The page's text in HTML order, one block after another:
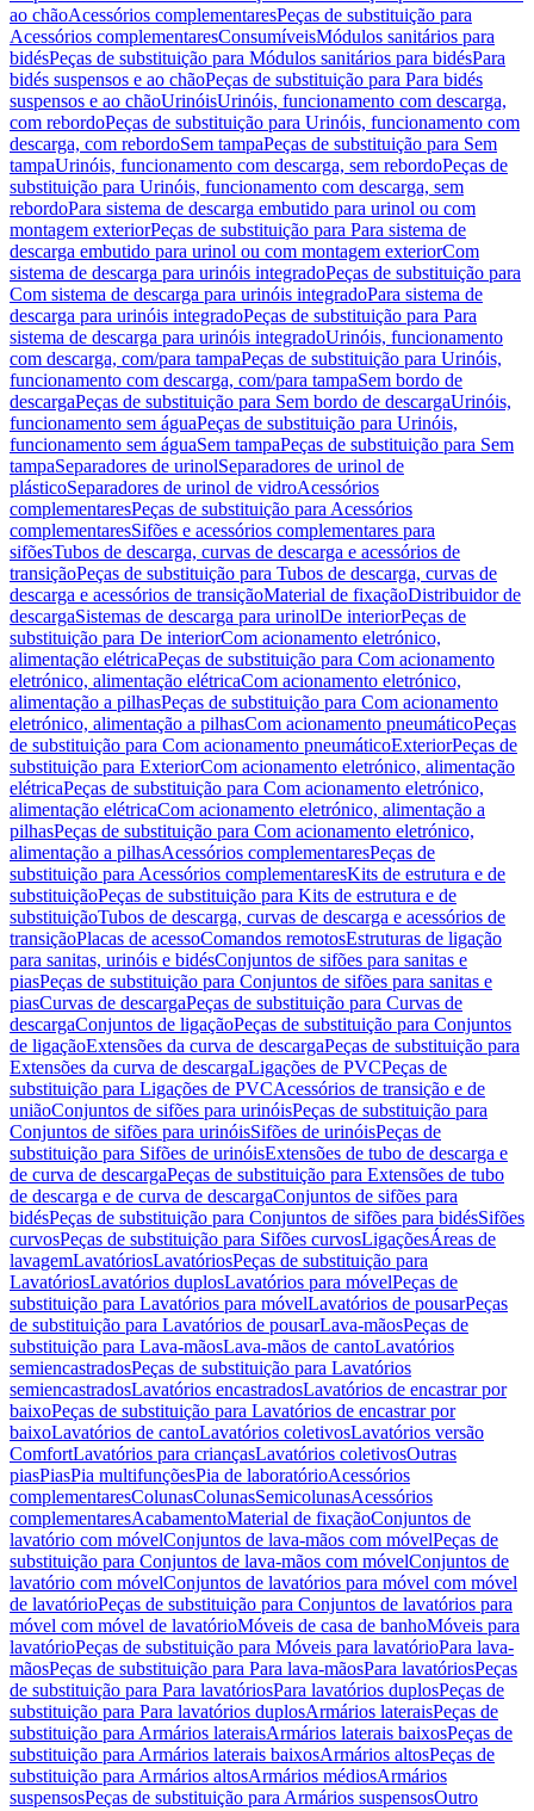
ao chãoAcessórios complementaresPeças de substituição para
Acessórios complementaresConsumíveisMódulos sanitários para
bidésPeças de substituição para Módulos sanitários para bidésPara
bidés suspensos e ao chãoPeças de substituição para Para bidés
suspensos e ao chãoUrinóisUrinóis, funcionamento com descarga,
com rebordoPeças de substituição para Urinóis, funcionamento com
descarga, com rebordoSem tampaPeças de substituição para Sem
tampaUrinóis, funcionamento com descarga, sem rebordoPeças de
substituição para Urinóis, funcionamento com descarga, sem
rebordoPara sistema de descarga embutido para urinol ou com
montagem exteriorPeças de substituição para Para sistema de
descarga embutido para urinol ou com montagem exteriorCom
sistema de descarga para urinóis integradoPeças de substituição para
Com sistema de descarga para urinóis integradoPara sistema de
descarga para urinóis integradoPeças de substituição para Para
sistema de descarga para urinóis integradoUrinóis, funcionamento
com descarga, com/para tampaPeças de substituição para Urinóis,
funcionamento com descarga, com/para tampaSem bordo de
descargaPeças de substituição para Sem bordo de descargaUrinóis,
funcionamento sem águaPeças de substituição para Urinóis,
funcionamento sem águaSem tampaPeças de substituição para Sem
tampaSeparadores de urinolSeparadores de urinol de
plásticoSeparadores de urinol de vidroAcessórios
complementaresPeças de substituição para Acessórios
complementaresSifões e acessórios complementares para
sifõesTubos de descarga, curvas de descarga e acessórios de
transiçãoPeças de substituição para Tubos de descarga, curvas de
descarga e acessórios de transiçãoMaterial de fixaçãoDistribuidor de
descargaSistemas de descarga para urinolDe interiorPeças de
substituição para De interiorCom acionamento eletrónico,
alimentação elétricaPeças de substituição para Com acionamento
eletrónico, alimentação elétricaCom acionamento eletrónico,
alimentação a pilhasPeças de substituição para Com acionamento
eletrónico, alimentação a pilhasCom acionamento pneumáticoPeças
de substituição para Com acionamento pneumáticoExteriorPeças de
substituição para ExteriorCom acionamento eletrónico, alimentação
elétricaPeças de substituição para Com acionamento eletrónico,
alimentação elétricaCom acionamento eletrónico, alimentação a
pilhasPeças de substituição para Com acionamento eletrónico,
alimentação a pilhasAcessórios complementaresPeças de
substituição para Acessórios complementaresKits de estrutura e de
substituiçãoPeças de substituição para Kits de estrutura e de
substituiçãoTubos de descarga, curvas de descarga e acessórios de
transiçãoPlacas de acessoComandos remotosEstruturas de ligação
para sanitas, urinóis e bidésConjuntos de sifões para sanitas e
piasPeças de substituição para Conjuntos de sifões para sanitas e
piasCurvas de descargaPeças de substituição para Curvas de
descargaConjuntos de ligaçãoPeças de substituição para Conjuntos
de ligaçãoExtensões da curva de descargaPeças de substituição para
Extensões da curva de descargaLigações de PVCPeças de
substituição para Ligações de PVCAcessórios de transição e de
uniãoConjuntos de sifões para urinóisPeças de substituição para
Conjuntos de sifões para urinóisSifões de urinóisPeças de
substituição para Sifões de urinóisExtensões de tubo de descarga e
de curva de descargaPeças de substituição para Extensões de tubo
de descarga e de curva de descargaConjuntos de sifões para
bidésPeças de substituição para Conjuntos de sifões para bidésSifões
curvosPeças de substituição para Sifões curvosLigaçõesÁreas de
lavagemLavatóriosLavatóriosPeças de substituição para
LavatóriosLavatórios duplosLavatórios para móvelPeças de
substituição para Lavatórios para móvelLavatórios de pousarPeças
de substituição para Lavatórios de pousarLava-mãosPeças de
substituição para Lava-mãosLava-mãos de cantoLavatórios
semiencastradosPeças de substituição para Lavatórios
semiencastradosLavatórios encastradosLavatórios de encastrar por
baixoPeças de substituição para Lavatórios de encastrar por
baixoLavatórios de cantoLavatórios coletivosLavatórios versão
ComfortLavatórios para criançasLavatórios coletivosOutras
piasPiasPia multifunçõesPia de laboratórioAcessórios
complementaresColunasColunasSemicolunasAcessórios
complementaresAcabamentoMaterial de fixaçãoConjuntos de
lavatório com móvelConjuntos de lava-mãos com móvelPeças de
substituição para Conjuntos de lava-mãos com móvelConjuntos de
lavatório com móvelConjuntos de lavatórios para móvel com móvel
de lavatórioPeças de substituição para Conjuntos de lavatórios para
móvel com móvel de lavatórioMóveis de casa de banhoMóveis para
lavatórioPeças de substituição para Móveis para lavatórioPara lava-
mãosPeças de substituição para Para lava-mãosPara lavatóriosPeças
de substituição para Para lavatóriosPara lavatórios duplosPeças de
substituição para Para lavatórios duplosArmários lateraisPeças de
substituição para Armários lateraisArmários laterais baixosPeças de
substituição para Armários laterais baixosArmários altosPeças de
substituição para Armários altosArmários médiosArmários
suspensosPeças de substituição para Armários suspensosOutro